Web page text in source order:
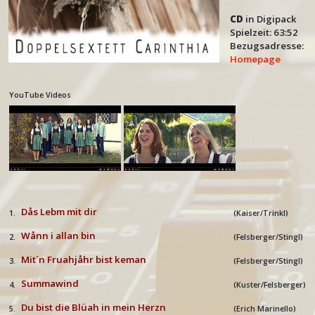
CD in Digipack
Spielzeit: 63:52
Bezugsadresse:
Homepage
YouTube Videos
1. Dås Lebm mit dir (Kaiser/Trinkl)
2. Wånn i allan bin (Felsberger/Stingl)
3. Mit´n Fruahjåhr bist keman (Felsberger/Stingl)
4. Summawind (Kuster/Felsberger)
5. Du bist die Blüah in mein Herzn (Erich Marinello)